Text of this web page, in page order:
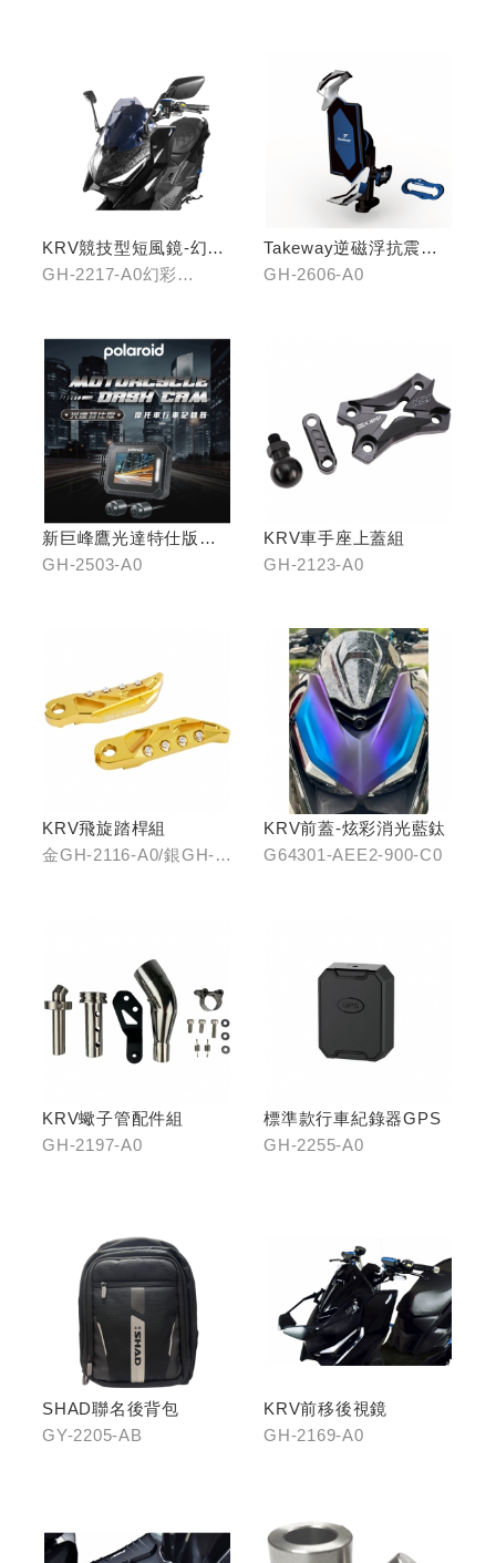
KRV競技型短風鏡-幻彩
藍/燻黑
GH-2217-A0幻彩
Takeway逆磁浮抗震手
機架
GH-2606-A0
新巨峰鷹光達特仕版行
車紀錄器
GH-2503-A0
KRV車手座上蓋組
GH-2123-A0
KRV飛旋踏桿組
金GH-2116-A0/銀GH-
KRV前蓋-炫彩消光藍鈦
G64301-AEE2-900-C0
KRV蠍子管配件組
GH-2197-A0
標準款行車紀錄器GPS
GH-2255-A0
SHAD聯名後背包
GY-2205-AB
KRV前移後視鏡
GH-2169-A0